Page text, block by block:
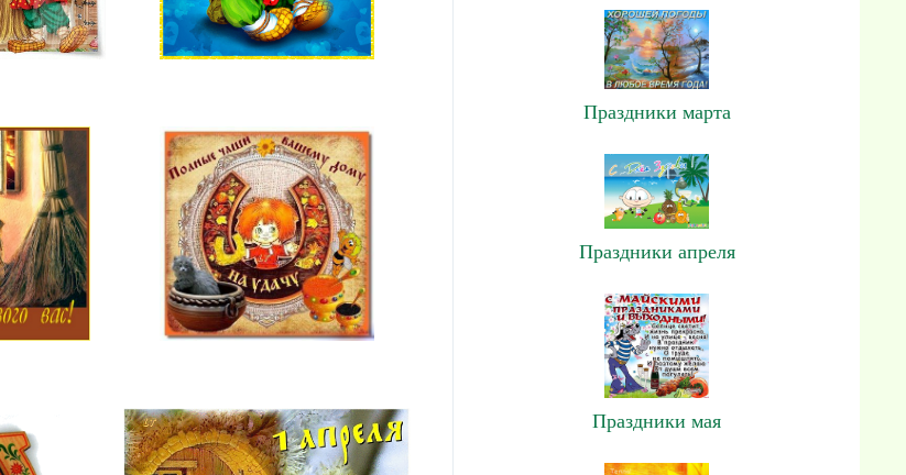
Праздники марта
Праздники апреля
Праздники мая